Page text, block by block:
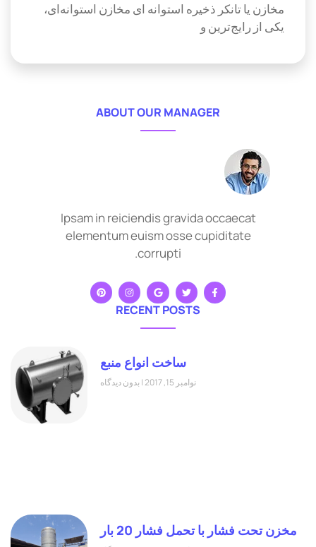
مخازن یا تانکر ذخیره استوانه ای مخازن استوانه‌ای،
یکی از رایج‌ترین و
ABOUT OUR MANAGER
Ipsam in reiciendis gravida occaecat
elementum euism osse cupiditate
corrupti.
RECENT POSTS
ساخت انواع منبع
نوامبر 15, 2017 بدون دیدگاه
مخزن تحت فشار با تحمل فشار 20 بار